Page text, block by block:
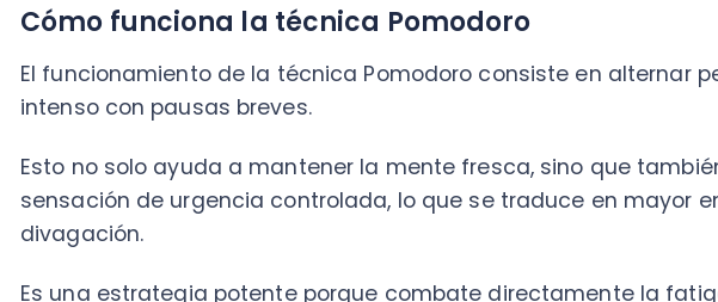
ráfagas cortas, optimizando el rendimiento cerebral y evitando el
Pasos para usar la técnica Pomodoro
necesidades, al igual que cuando analizas la competenciay ajustas
estrategias empresariales en función de los resultados.
Para entender cómo aplicar la técnica Pomodoro, solo necesitas seguir